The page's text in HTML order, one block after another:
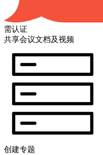
需认证
共享会议文档及视频
创建专题